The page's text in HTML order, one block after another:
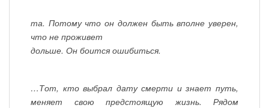
та. Потому что он должен быть вполне уверен,
что не проживет
дольше. Он боится ошибиться.
…Тот, кто выбрал дату смерти и знает путь,
меняет свою предстоящую жизнь. Рядом